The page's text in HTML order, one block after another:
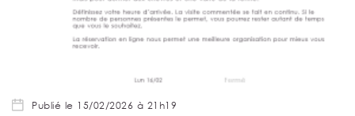
Publié le 15/02/2026 à 21h19